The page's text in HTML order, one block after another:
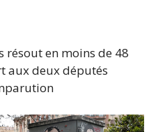
résout en moins de 48
aux deux députés